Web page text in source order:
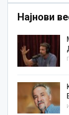
Најнови